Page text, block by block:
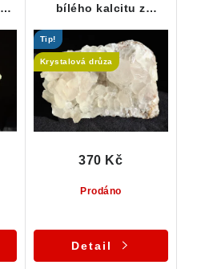
bílého kalcitu z
Tip!
Krystalová drůza
Prodáno
370 Kč
Detail